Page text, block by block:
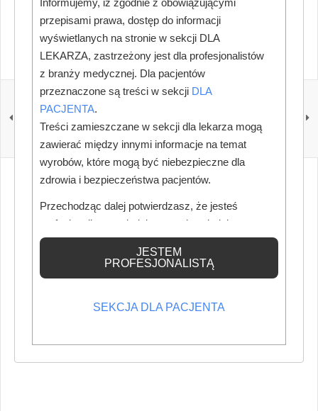
Stomatologiczny" -
zamów prenumeratę lub kup
prenumeratę w naszym sklepie .
POPRZEDNI
Profilaktyka
stomatologiczna w
Polsce: dlaczego koszty i
lęk wciąż hamują
regularne wizyty?
NASTĘPNY
stomatologów w
ograniczeniu epidemii
tytoniowej
Informujemy, iż zgodnie z obowiązującymi
przepisami prawa, dostęp do informacji
wyświetlanych na stronie w sekcji DLA
LEKARZA, zastrzeżony jest dla profesjonalistów
z branży medycznej. Dla pacjentów
przeznaczone są treści w sekcji DLA
PACJENTA.
Treści zamieszczane w sekcji dla lekarza mogą
zawierać między innymi informacje na temat
wyrobów, które mogą być niebezpieczne dla
zdrowia i bezpieczeństwa pacjentów.
Przechodząc dalej potwierdzasz, że jesteś
profesjonalistą posiadającym odpowiednią
wiedzę medyczną.
JESTEM
PROFESJONALISTĄ
SEKCJA DLA PACJENTA